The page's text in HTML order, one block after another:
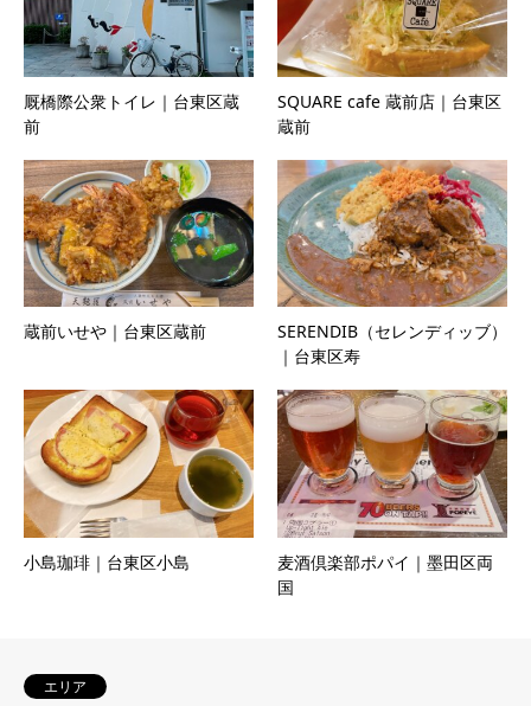
厩橋際公衆トイレ｜台東区蔵
前
SQUARE cafe 蔵前店｜台東区
蔵前
蔵前いせや｜台東区蔵前
SERENDIB（セレンディッブ）
｜台東区寿
小島珈琲｜台東区小島
麦酒倶楽部ポパイ｜墨田区両
国
エリア